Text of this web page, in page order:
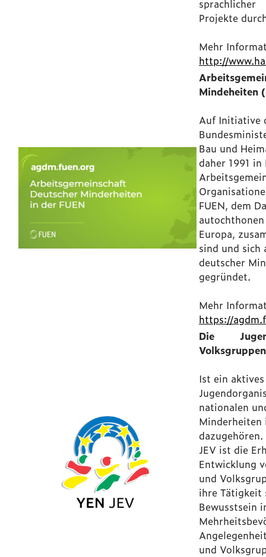
Projekte
Mehr
http://
Mindeheiten
Auf Initiative
Bau und
daher 1991
FUEN, dem
Europa,
sind und sich
deutscher
gegründet.
Mehr
https://
Die
Ist ein
nationalen
Minderheiten
JEV ist die
Entwicklung
und
ihre Tätigkeit
Bewusstsein
und